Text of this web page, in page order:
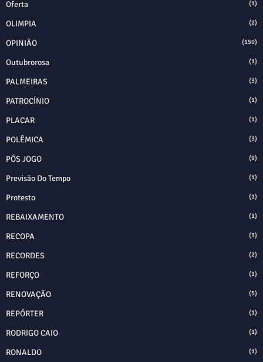
Oferta (1)
OLIMPIA (2)
OPINIÃO (150)
Outubrorosa (1)
PALMEIRAS (3)
PATROCÍNIO (1)
PLACAR (1)
POLÊMICA (3)
PÓS JOGO (9)
Previsão Do Tempo (1)
Protesto (1)
REBAIXAMENTO (1)
RECOPA (3)
RECORDES (2)
REFORÇO (1)
RENOVAÇÃO (5)
REPÓRTER (1)
RODRIGO CAIO (1)
RONALDO (1)